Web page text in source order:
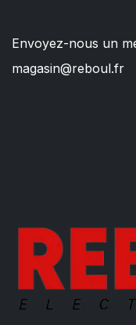
Envoyez-nous un
magasin@reboul.fr